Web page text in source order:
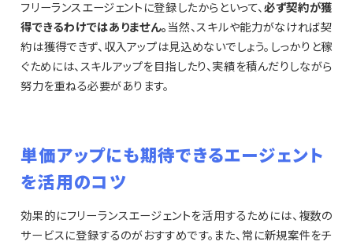
フリーランスエージェントに登録したからといって、必ず契約が獲
得できるわけではありません。当然、スキルや能力がなければ契
約は獲得できず、収入アップは見込めないでしょう。しっかりと稼
ぐためには、スキルアップを目指したり、実績を積んだりしながら
努力を重ねる必要があります。
単価アップにも期待できるエージェント
を活用のコツ
効果的にフリーランスエージェントを活用するためには、複数の
サービスに登録するのがおすすめです。また、常に新規案件をチ